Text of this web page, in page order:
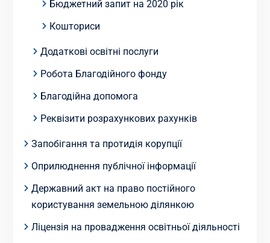
Бюджетний запит на 2020 рік
Кошториси
Додаткові освітні послуги
Робота Благодійного фонду
Благодійна допомога
Реквізити розрахункових рахунків
Запобігання та протидія корупції
Оприлюднення публічної інформації
Державний акт на право постійного
користування земельною ділянкою
Ліцензія на провадження освітньої діяльності